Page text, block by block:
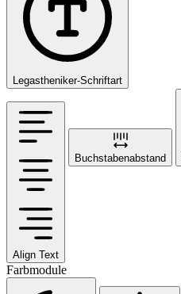
Legastheniker-Schriftart
Align Text
Buchstabenabstand
Farbmodule